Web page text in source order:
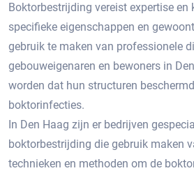
Boktorbestrijding vereist expertise en
specifieke eigenschappen en
gebruik te maken van professionele
gebouweigenaren en bewoners in
worden dat hun structuren
boktorinfecties.
In Den Haag zijn er bedrijven
boktorbestrijding die gebruik maken
technieken en methoden om de